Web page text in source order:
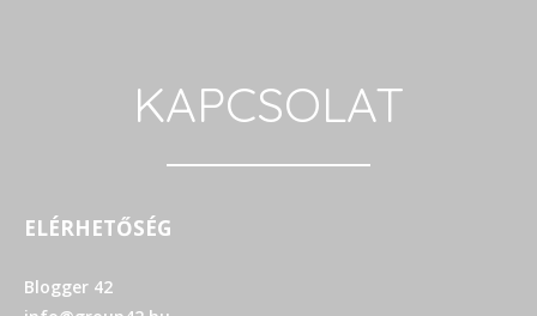
KAPCSOLAT
ELÉRHETŐSÉG
Blogger 42